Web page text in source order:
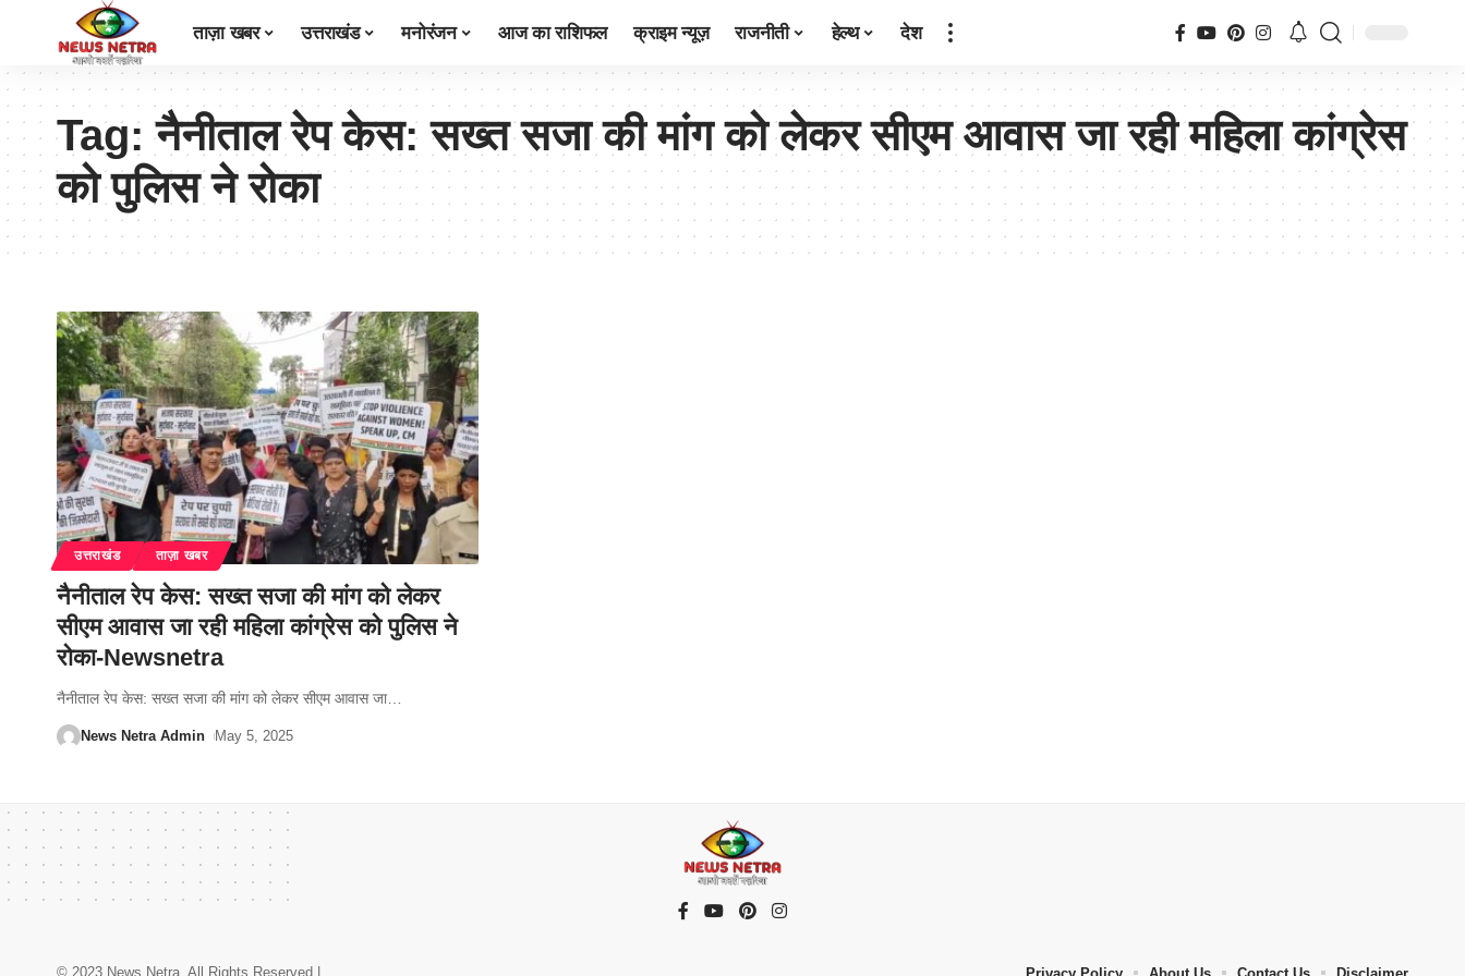
ताज़ा खबर उत्तराखंड मनोरंजन आज का राशिफल क्राइम न्यूज़ राजनीती हेल्थ देश
Tag:नैनीताल रेप केस: सख्त सजा की मांग को लेकर सीएम आवास जा रही महिला कांग्रेस
को पुलिस ने रोका
उत्तराखंड ताज़ा खबर
नैनीताल रेप केस: सख्त सजा की मांग को लेकर
सीएम आवास जा रही महिला कांग्रेस को पुलिस ने
रोका-Newsnetra
नैनीताल रेप केस: सख्त सजा की मांग को लेकर सीएम आवास जा…
News Netra Admin May 5, 2025
© 2023 News Netra. All Rights Reserved |